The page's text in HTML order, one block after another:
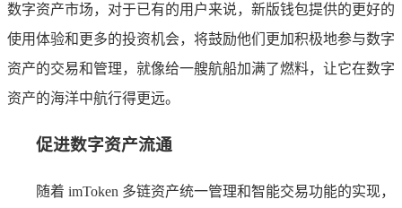
数字资产市场，对于已有的用户来说，新版钱包提供的更好的
使用体验和更多的投资机会，将鼓励他们更加积极地参与数字
资产的交易和管理，就像给一艘航船加满了燃料，让它在数字
资产的海洋中航行得更远。
促进数字资产流通
随着 imToken 多链资产统一管理和智能交易功能的实现，